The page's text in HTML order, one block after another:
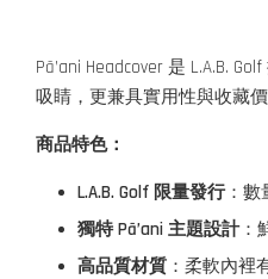
Pā’ani Headcover 是 L.A.B.
吸睛，更兼具實用性與收藏
商品特色：
L.A.B. Golf 限量發行：數
獨特 Pā’ani 主題設計：
高品質材質 ：柔軟內裡